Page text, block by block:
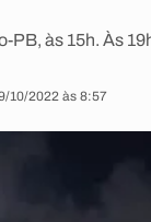
às 15h. Às
10/2022 às 8:57